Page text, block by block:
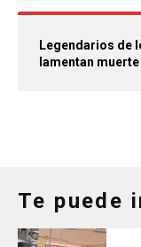
Legendarios de
lamentan
Te puede